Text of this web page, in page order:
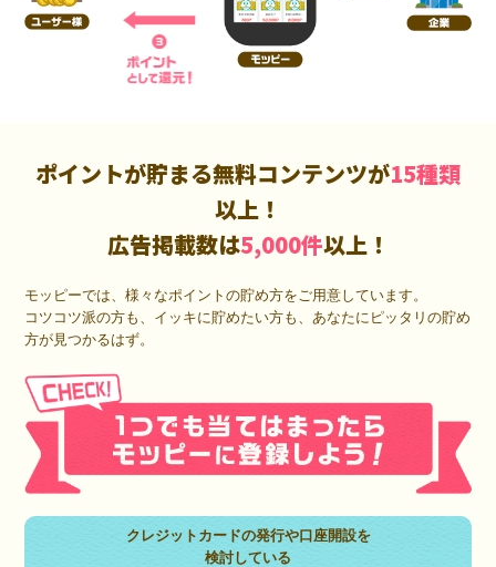
ポイントが貯まる無料コンテンツが15種類
以上！
広告掲載数は5,000件以上！
モッピーでは、様々なポイントの貯め方をご用意しています。
コツコツ派の方も、イッキに貯めたい方も、あなたにピッタリの貯め
方が見つかるはず。
クレジットカードの発行や口座開設を
検討している